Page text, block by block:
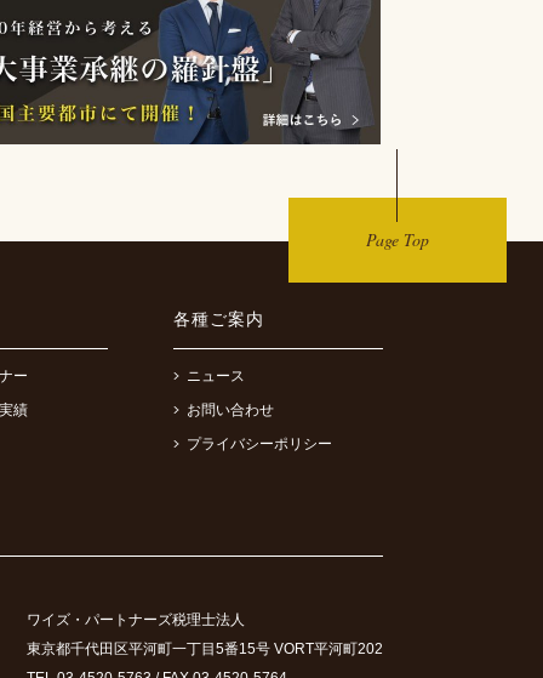
ー
績
各種ご案内
ニュース
お問い合わせ
プライバシーポリシー
ワイズ・パートナーズ税理士法人
東京都千代田区平河町一丁目5番15号 VORT平河町202
Page Top